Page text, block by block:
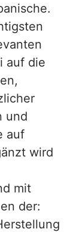
auf die
und
auf
wird
mit
der: